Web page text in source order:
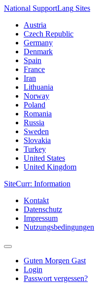
National SupportLang Sites
Austria
Czech Republic
Germany
Denmark
Spain
France
Iran
Lithuania
Norway
Poland
Romania
Russia
Sweden
Slovakia
Turkey
United States
United Kingdom
SiteCurr: Information
Kontakt
Datenschutz
Impressum
Nutzungsbedingungen
Guten Morgen Gast
Login
Passwort vergessen?